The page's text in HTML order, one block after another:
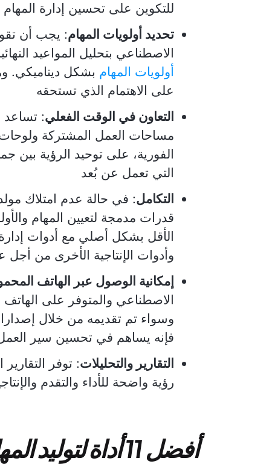
للتكوين على تحسين إدارة المهام
تحديد أولويات المهام: يجب أن
الاصطناعي بتحليل المواعيد
أولويات المهام بشكل ديناميكي.
على الاهتمام الذي تستحقه
التعاون في الوقت الفعلي: تساعد
مساحات العمل المشتركة ولوحات
الفورية، على توحيد الرؤية
التي تعمل عن بُعد
التكامل: في حالة عدم امتلاك
قدرات مدمجة لتعيين المهام
الأقل بشكل أصلي مع أدوات
وأدوات الإنتاجية الأخرى من أجل
إمكانية الوصول عبر الهاتف
الاصطناعي والمتوفر على الهاتف
وسواء تم تقديمه من خلال
فإنه يساهم في تحسين سير العمل
التقارير والتحليلات: توفر
رؤية واضحة للأداء والتقدم
أفضل 11 أداة لتوليد المهام بالذكاء الاصطناعي